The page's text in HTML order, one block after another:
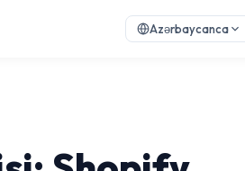
Azərbaycanca